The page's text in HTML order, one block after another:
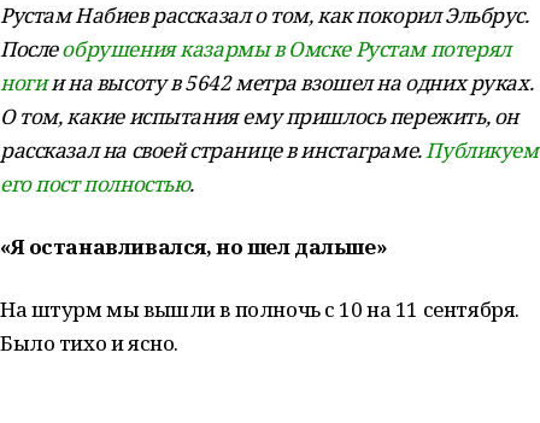
Рустам Набиев рассказал о том, как покорил Эльбрус.
Послеобрушения казармы в Омске Рустам потерял
ногии на высоту в 5642 метра взошел на одних руках.
О том, какие испытания ему пришлось пережить, он
рассказал на своей странице в инстаграме.Публикуем
его пост полностью.
«Я останавливался, но шел дальше»
На штурм мы вышли в полночь с 10 на 11 сентября.
Было тихо и ясно. ⁣⁣⠀